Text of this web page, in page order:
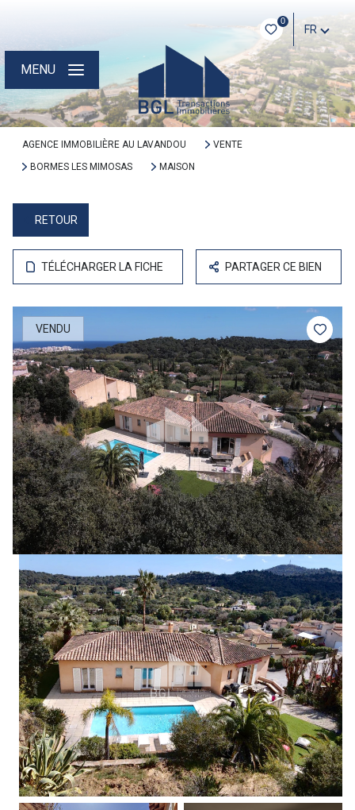
0
FR
MENU
AGENCE IMMOBILIÈRE AU LAVANDOU
VENTE
BORMES LES MIMOSAS
MAISON
RETOUR
TÉLÉCHARGER LA FICHE PARTAGER CE BIEN
VENDU